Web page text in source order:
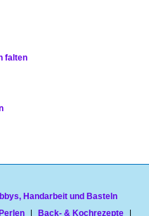
falten
Handarbeit und Basteln
Back- & Kochrezepte